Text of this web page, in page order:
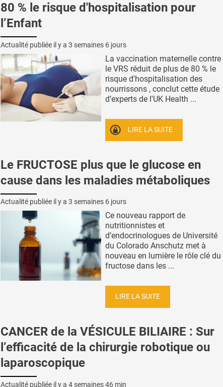
80 % le risque d'hospitalisation pour
l’Enfant
Actualité publiée il y a 3 semaines 6 jours
La vaccination maternelle contre
le VRS réduit de plus de 80 % le
risque d'hospitalisation des
nourrissons , conclut cette étude
d’experts de l'UK Health ...
LIRE LA SUITE
Le FRUCTOSE plus que le glucose en
cause dans les maladies métaboliques
Actualité publiée il y a 3 semaines 6 jours
Ce nouveau rapport de
nutritionnistes et
d’endocrinologues de Université
du Colorado Anschutz met à
nouveau en lumière le rôle clé du
fructose dans les ...
LIRE LA SUITE
CANCER de la VÉSICULE BILIAIRE : Sur
l’efficacité de la chirurgie robotique ou
laparoscopique
Actualité publiée il y a 4 semaines 46 min